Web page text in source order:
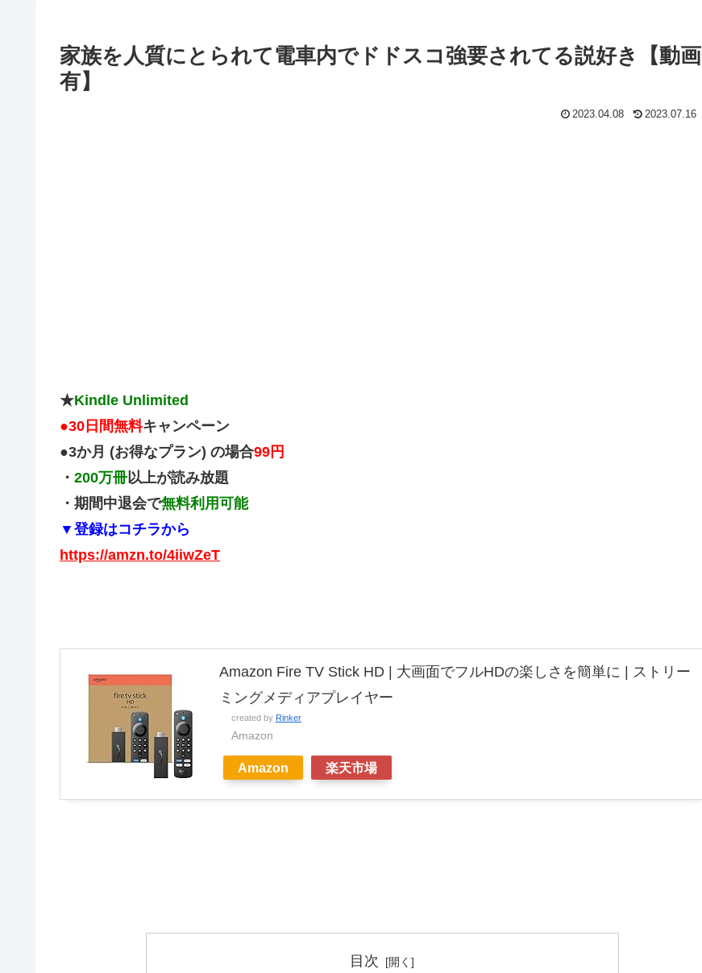
家族を人質にとられて電車内でドドスコ強要されてる説好き【動画
有】
2023.04.08 2023.07.16
★Kindle Unlimited
●30日間無料キャンペーン
●3か月 (お得なプラン) の場合99円
・ 200万冊以上が読み放題
・期間中退会で無料利用可能
▼登録はコチラから
https://amzn.to/4iiwZeT
Amazon Fire TV Stick HD | 大画面でフルHDの楽しさを簡単に | ストリー
ミングメディアプレイヤー
created by Rinker
Amazon
Amazon 楽天市場
目次